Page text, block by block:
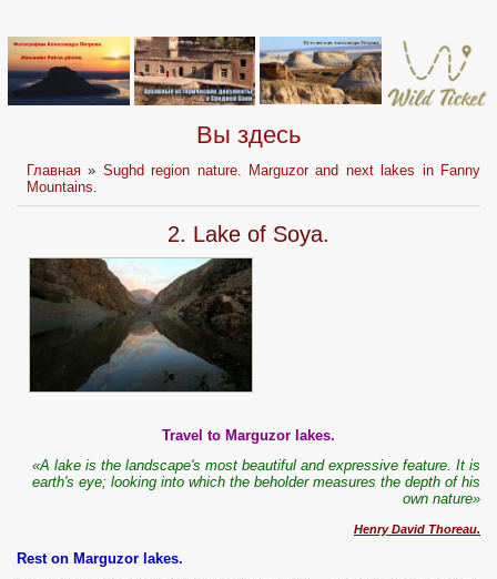
Вы здесь
Главная » Sughd region nature. Marguzor and next lakes in Fanny
Mountains.
2. Lake of Soya.
Travel to Marguzor lakes.
«A lake is the landscape's most beautiful and expressive feature. It is
earth's eye; looking into which the beholder measures the depth of his
own nature»
Henry David Thoreau.
Rest on Marguzor lakes.